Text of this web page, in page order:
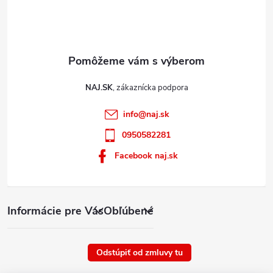
Informácie pre VásObľúbené
NAJ.SK
info@naj.sk
0950582281
Facebook naj.sk
Odstúpiť od zmluvy tu